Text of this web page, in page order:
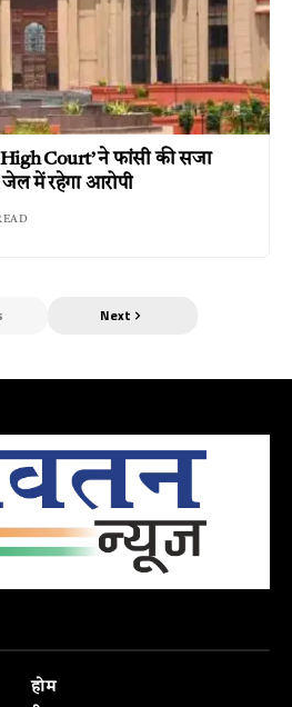
High Court’ ने फांसी की सजा
में रहेगा आरोपी
Next
होम